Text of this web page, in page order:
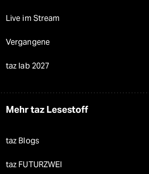
Live im Stream
Vergangene
taz lab 2027
Mehr taz Lesestoff
taz Blogs
taz FUTURZWEI